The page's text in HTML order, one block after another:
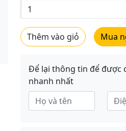
Thêm vào giỏ Mua
Để lại thông tin để được
nhanh nhất